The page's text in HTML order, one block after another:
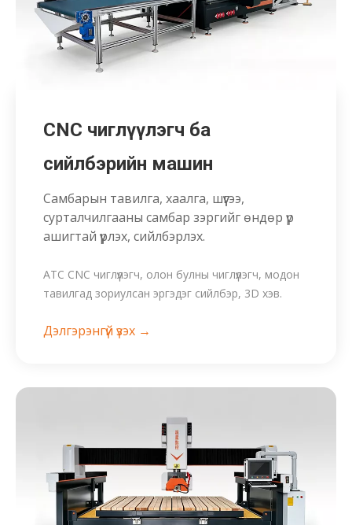
CNC чиглүүлэгч ба
сийлбэрийн машин
Самбарын тавилга, хаалга, шүүгээ,
сурталчилгааны самбар зэргийг өндөр үр
ашигтай үүрлэх, сийлбэрлэх.
ATC CNC чиглүүлэгч, олон булны чиглүүлэгч, модон
тавилгад зориулсан эргэдэг сийлбэр, 3D хэв.
Дэлгэрэнгүй үзэх →